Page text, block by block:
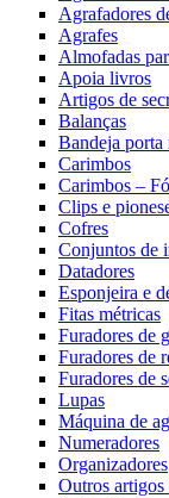
Agrafadores
Agrafes
Almofadas
Apoia livros
Artigos de
Balanças
Bandeja porta
Carimbos
Carimbos –
Clips e
Cofres
Conjuntos de
Datadores
Esponjeira e
Fitas métricas
Furadores de
Furadores de
Furadores de
Lupas
Máquina de
Numeradores
Organizadores
Outros artigos